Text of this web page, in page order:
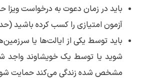
باید در زمان دعوت به درخواست ویزا
آزمون امتیازی را کسب کرده باشید (حداقل 65
باید توسط یکی از ایالت‌ها یا
شوید یا توسط یک خویشاوند واجد
مشخص شده زندگی می‌کند حمایت